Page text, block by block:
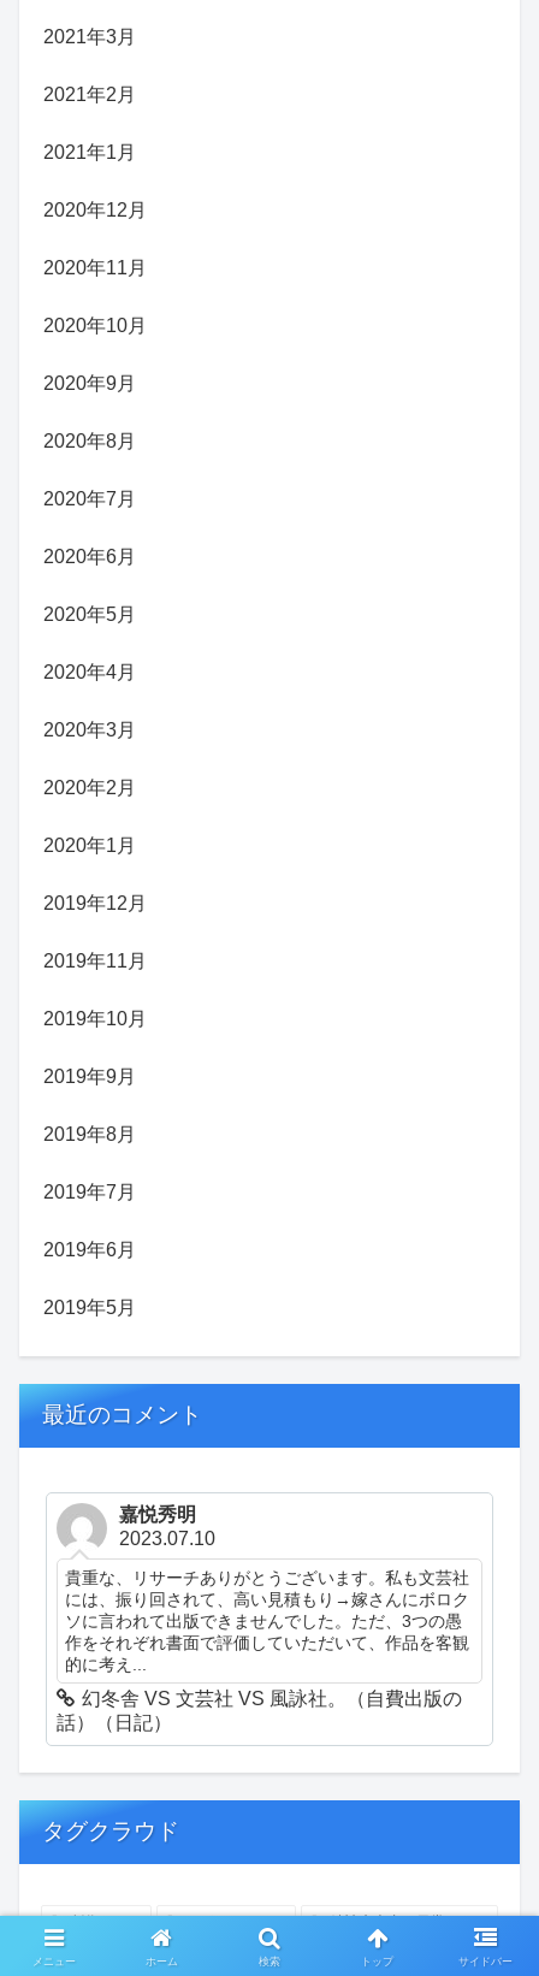
2021年3月
2021年2月
2021年1月
2020年12月
2020年11月
2020年10月
2020年9月
2020年8月
2020年7月
2020年6月
2020年5月
2020年4月
2020年3月
2020年2月
2020年1月
2019年12月
2019年11月
2019年10月
2019年9月
2019年8月
2019年7月
2019年6月
2019年5月
最近のコメント
嘉悦秀明
2023.07.10
貴重な、リサーチありがとうございます。私も文芸社
には、振り回されて、高い見積もり→嫁さんにボロク
ソに言われて出版できませんでした。ただ、3つの愚
作をそれぞれ書面で評価していただいて、作品を客観
的に考え...
幻冬舎 VS 文芸社 VS 風詠社。（自費出版の
話）（日記）
タグクラウド
創作 おぎゃあ 精神病患者の日常
ちょっと頭冷やそうか 一回休み ついカッとなった
メニュー ホーム 検索 トップ サイドバー